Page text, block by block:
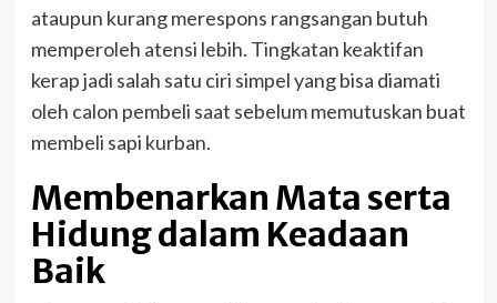
ataupun kurang merespons rangsangan butuh
memperoleh atensi lebih. Tingkatan keaktifan
kerap jadi salah satu ciri simpel yang bisa diamati
oleh calon pembeli saat sebelum memutuskan buat
membeli sapi kurban.
Membenarkan Mata serta
Hidung dalam Keadaan
Baik